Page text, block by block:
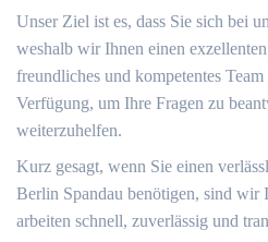
Unser Ziel ist es, dass Sie sich bei
weshalb wir Ihnen einen
freundliches und kompetentes
Verfügung, um Ihre Fragen zu
weiterzuhelfen.
Kurz gesagt, wenn Sie einen
Berlin Spandau benötigen, sind wir
arbeiten schnell, zuverlässig und